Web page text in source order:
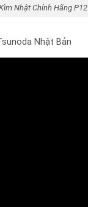
Nhật Chính Hãng P12
Nhật Bản